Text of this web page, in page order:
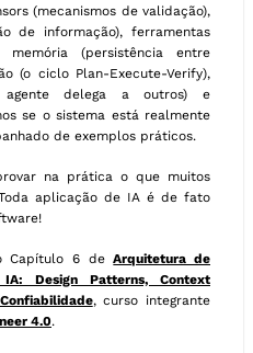
(mecanismos de validação),
de informação), ferramentas
(persistência entre
(o ciclo Plan-Execute-Verify),
agente delega a outros) e
se o sistema está realmente
de exemplos práticos.
na prática o que muitos
aplicação de IA é de fato
Capítulo 6 deArquitetura de
Design Patterns, Context
, curso integrante
4.0.